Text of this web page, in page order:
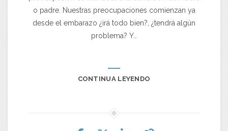
o padre. Nuestras preocupaciones comienzan ya
desde el embarazo ¿irá todo bien?, ¿tendrá algún
problema? Y…
CONTINUA LEYENDO